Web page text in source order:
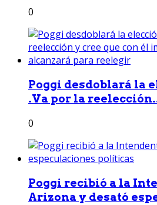
0
Poggi desdoblará la
.Va por la
0
Poggi recibió a la
Arizona y desató